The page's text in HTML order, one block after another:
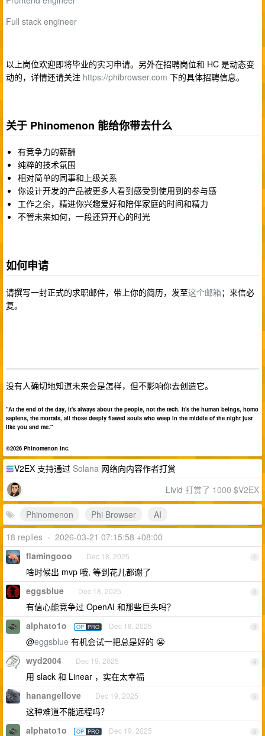
Full stack engineer
以上岗位欢迎即将毕业的实习申请。另外在招聘岗位和 HC 是动态变
动的，详情还请关注 https://phibrowser.com 下的具体招聘信息。
关于 Phinomenon 能给你带去什么
有竞争力的薪酬
纯粹的技术氛围
相对简单的同事和上级关系
你设计开发的产品被更多人看到感受到使用到的参与感
工作之余，精进你兴趣爱好和陪伴家庭的时间和精力
不管未来如何，一段还算开心的时光
如何申请
请撰写一封正式的求职邮件，带上你的简历，发至这个邮箱；来信必
复。
没有人确切地知道未来会是怎样，但不影响你去创造它。
"At the end of the day, it's always about the people, not the tech. It's the human beings, homo
sapiens, the mortals, all those deeply flawed souls who weep in the middle of the night just
like you and me."
©2026 Phinomenon Inc.
V2EX 支持通过 Solana 网络向内容作者打赏
Livid 打赏了 1000 $V2EX
Phinomenon Phi Browser
AI
18 replies • 2026-03-21 07:15:58 +08:00
1
flamingooo Dec 18, 2025
啥时候出 mvp 哦, 等到花儿都谢了
2
eggsblue Dec 18, 2025
有信心能竞争过 OpenAI 和那些巨头吗？
3
alphato1o OP PRO Dec 18, 2025
@eggsblue 有机会试一把总是好的 😬
4
wyd2004 Dec 19, 2025
用 slack 和 Linear ，实在太幸福
5
hanangellove Dec 19, 2025
这种难道不能远程吗？
6
alphato1o OP PRO Dec 19, 2025